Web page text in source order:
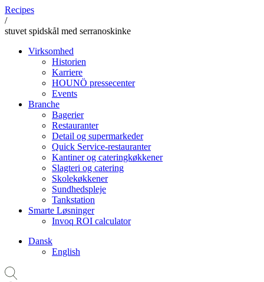
Recipes
/
stuvet spidskål med serranoskinke
Virksomhed
Historien
Karriere
HOUNÖ pressecenter
Events
Branche
Bagerier
Restauranter
Detail og supermarkeder
Quick Service-restauranter
Kantiner og cateringkøkkener
Slagteri og catering
Skolekøkkener
Sundhedspleje
Tankstation
Smarte Løsninger
Invoq ROI calculator
Dansk
English